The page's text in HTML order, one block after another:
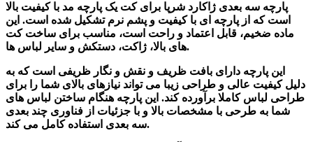
پارچه سه بعدی ژاکارد شرپا برای کت یک پارچه مد با کیفیت بالا
است که از پارچه ای با کیفیت و پشم نرم تشکیل شده است. این
ماده ضخیم، قابل اعتماد و راحت است، مناسب برای ساخت کت
های بالا، ژاکت، دستکش و سایر لباس ها.
این پارچه دارای بافت ظریف و نقش و نگار ظریفی است که به
دلیل کیفیت عالی و طراحی زیبا می تواند نیازهای بالای شما را برای
طراحی لباس کاملا برآورده کند. این پارچه هنگام ساختن لباس های
شما به طرحی با مشخصات بالا و با جزئیات از فناوری چند بعدی
سه بعدی استفاده کامل می کند.